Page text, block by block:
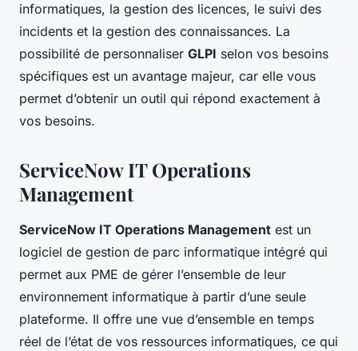
informatiques, la gestion des licences, le suivi des
incidents et la gestion des connaissances. La
possibilité de personnaliser GLPI selon vos besoins
spécifiques est un avantage majeur, car elle vous
permet d’obtenir un outil qui répond exactement à
vos besoins.
ServiceNow IT Operations
Management
ServiceNow IT Operations Management est un
logiciel de gestion de parc informatique intégré qui
permet aux PME de gérer l’ensemble de leur
environnement informatique à partir d’une seule
plateforme. Il offre une vue d’ensemble en temps
réel de l’état de vos ressources informatiques, ce qui